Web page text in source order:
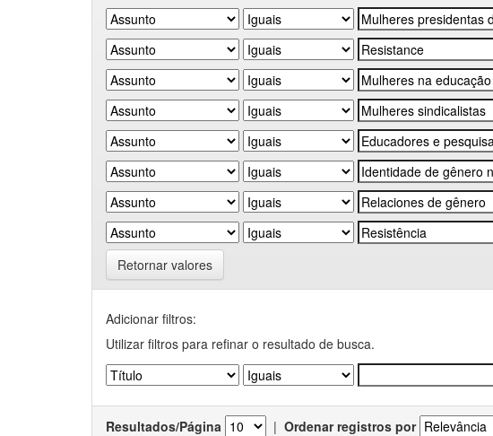
Retornar valores
Adicionar filtros:
Utilizar filtros para refinar o resultado de busca.
Resultados/Página | Ordenar registros por